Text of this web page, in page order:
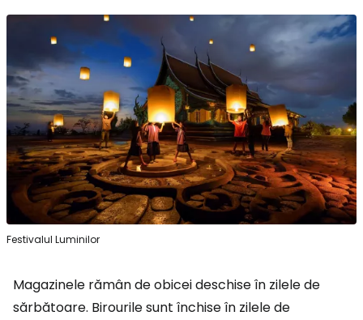
Festivalul Luminilor
Magazinele rămân de obicei deschise în zilele de
sărbătoare. Birourile sunt închise în zilele de